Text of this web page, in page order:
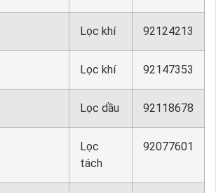
Lọc khí 92124213
Lọc khí 92147353
Lọc dầu 92118678
Lọc
tách
92077601